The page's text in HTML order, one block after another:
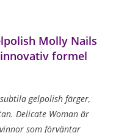
Molly Nails
formel
gelpolish färger,
Delicate Woman är
som förväntar